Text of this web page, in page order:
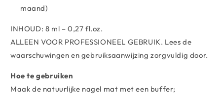
maand)
INHOUD: 8 ml – 0,27 fl.oz.
ALLEEN VOOR PROFESSIONEEL GEBRUIK. Lees de
waarschuwingen en gebruiksaanwijzing zorgvuldig door.
Hoe te gebruiken
Maak de natuurlijke nagel mat met een buffer;